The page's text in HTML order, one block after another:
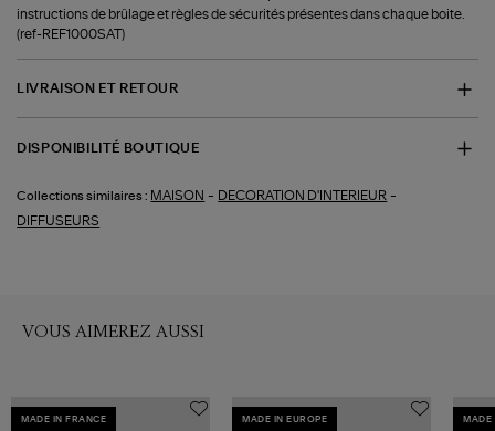
instructions de brûlage et règles de sécurités présentes dans chaque boite.
(ref-REF1000SAT)
LIVRAISON ET RETOUR
DISPONIBILITÉ BOUTIQUE
Collections similaires : MAISON - DECORATION D'INTERIEUR -
DIFFUSEURS
VOUS AIMEREZ AUSSI
MADE IN FRANCE MADE IN EUROPE MADE